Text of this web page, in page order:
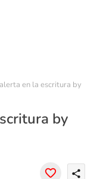
en la escritura by
by
share